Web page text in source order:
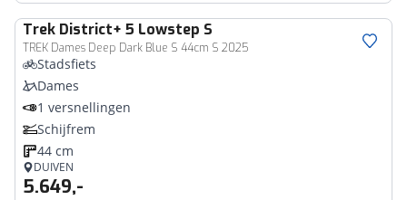
Trek District+ 5 Lowstep S
TREK Dames Deep Dark Blue S 44cm S 2025
Stadsfiets
Dames
1 versnellingen
Schijfrem
44 cm
DUIVEN
5.649,-